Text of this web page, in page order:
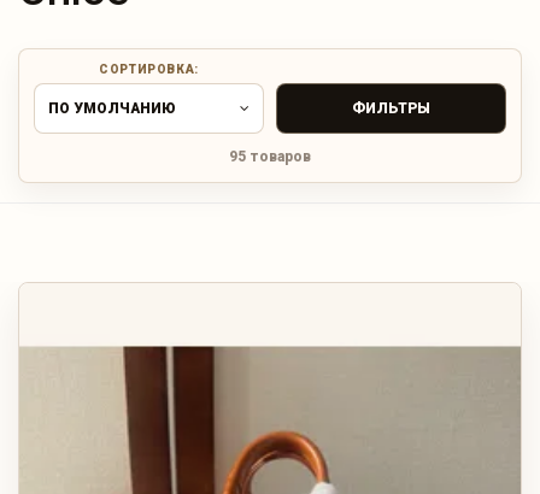
ДОРОЖНЫЕ
РЮКЗАКИ
СОРТИРОВКА:
ПО УМОЛЧАНИЮ ФИЛЬТРЫ
95 товаров